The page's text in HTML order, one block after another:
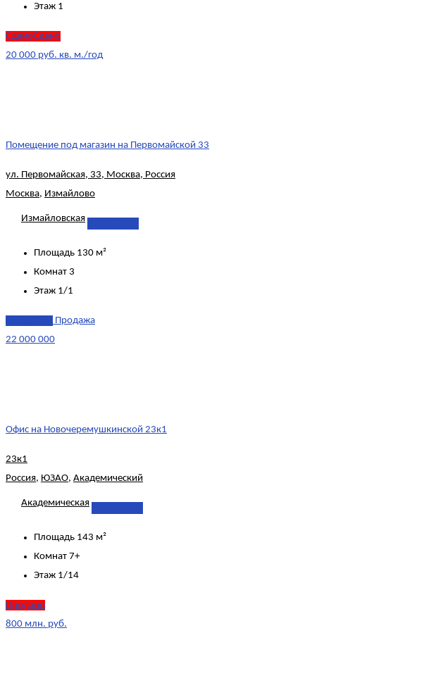
Этаж 1
СданоСдано
20 000 руб. кв. м./год
Помещение под магазин на Первомайской 33
ул. Первомайская, 33, Москва, Россия
Москва, Измайлово
Измайловская
Площадь 130 м²
Комнат 3
Этаж 1/1
Продажа
22 000 000
Офис на Новочеремушкинской 23к1
23к1
Россия, ЮЗАО, Академический
Академическая
Площадь 143 м²
Комнат 7+
Этаж 1/14
Продано
800 млн. руб.